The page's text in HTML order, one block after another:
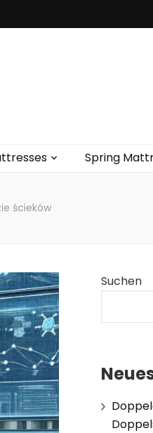
Spring
ścieków
Suchen